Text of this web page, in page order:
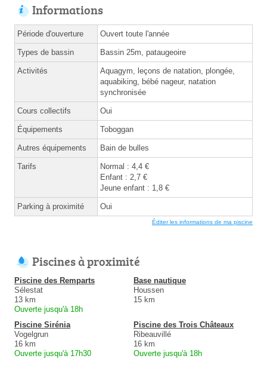
Informations
Période d'ouverture Ouvert toute l'année
Types de bassin Bassin 25m, pataugeoire
Activités
Aquagym, leçons de natation, plongée,
aquabiking, bébé nageur, natation
synchronisée
Cours collectifs Oui
Équipements Toboggan
Autres équipements Bain de bulles
Tarifs
Normal : 4,4 €
Enfant : 2,7 €
Jeune enfant : 1,8 €
Parking à proximité Oui
Éditer les informations de ma piscine
Piscines à proximité
Piscine des Remparts
Sélestat
13 km
Ouverte jusqu'à 18h
Base nautique
Houssen
15 km
Piscine Sirénia
Vogelgrun
16 km
Ouverte jusqu'à 17h30
Piscine des Trois Châteaux
Ribeauvillé
16 km
Ouverte jusqu'à 18h